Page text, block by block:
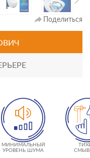
Поделиться
МИНИМАЛЬНЫЙ
УРОВЕНЬ ШУМА